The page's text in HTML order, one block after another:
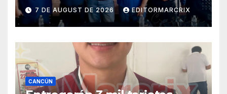
7 DE AUGUST DE 2026 EDITORMARCRIX
CANCÚN